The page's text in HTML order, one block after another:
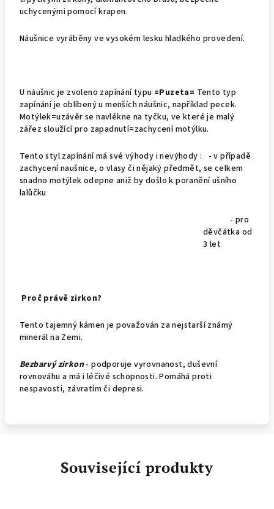
uchycenými pomocí krapen.
Náušnice vyráběny ve vysokém lesku hladkého provedení.
U náušnic je zvoleno zapínání typu =Puzeta= Tento typ
zapínání je oblíbený u menších náušnic, například pecek.
Motýlek=uzávěr se navlékne na tyčku, ve které je malý
zářez sloužící pro zapadnutí=zachycení motýlku.
Tento styl zapínání má své výhody i nevýhody : - v případě
zachycení naušnice, o vlasy či nějaký předmět, se celkem
snadno motýlek odepne aniž by došlo k poranění ušního
lalůčku
- pro
děvčátka od
3 let
Proč právě zirkon?
Tento tajemný kámen je považován za nejstarší známý
minerál na Zemi.
Bezbarvý zirkon- podporuje vyrovnanost, duševní
rovnováhu a má i léčivé schopnosti. Pomáhá proti
nespavosti, závratím či depresi.
Související produkty